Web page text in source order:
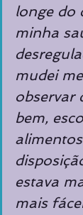
longe do
minha
mudei
observar
bem,
estava
mais